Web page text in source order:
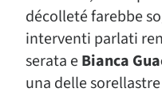
décolleté farebbe
interventi parlati
serata eBianca
una delle